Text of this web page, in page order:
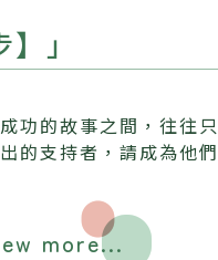
」
功的故事之間，往往只
的支持者，請成為他們
more...